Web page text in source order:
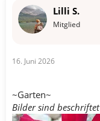
o
:
Lilli S.
Mitglied
16. Juni 2026
~Garten~
Bilder sind beschriftet